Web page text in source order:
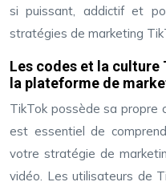
si puissant, addictif et
stratégies de marketing
Les codes et la culture
la plateforme de
TikTok possède sa propre
est essentiel de
votre stratégie de
vidéo. Les utilisateurs de